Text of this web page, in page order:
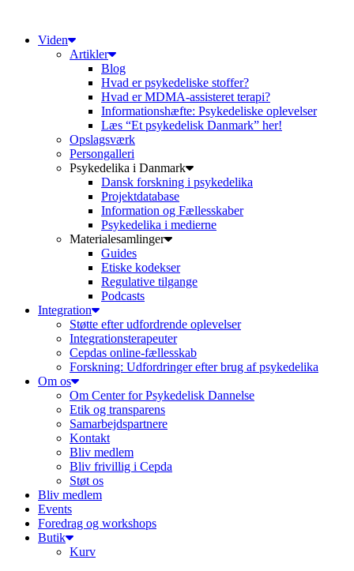
indholdViden
Artikler
Blog
Hvad er psykedeliske stoffer?
Hvad er MDMA-assisteret terapi?
Informationshæfte: Psykedeliske oplevelser
Læs “Et psykedelisk Danmark” her!
Opslagsværk
Persongalleri
Psykedelika i Danmark
Dansk forskning i psykedelika
Projektdatabase
Information og Fællesskaber
Psykedelika i medierne
Materialesamlinger
Guides
Etiske kodekser
Regulative tilgange
Podcasts
Integration
Støtte efter udfordrende oplevelser
Integrationsterapeuter
Cepdas online-fællesskab
Forskning: Udfordringer efter brug af psykedelika
Om os
Om Center for Psykedelisk Dannelse
Etik og transparens
Samarbejdspartnere
Kontakt
Bliv medlem
Bliv frivillig i Cepda
Støt os
Bliv medlem
Events
Foredrag og workshops
Butik
Kurv